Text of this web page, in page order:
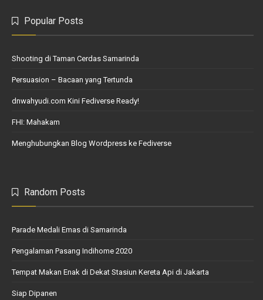
Popular Posts
Shooting di Taman Cerdas Samarinda
Persuasion – Bacaan yang Tertunda
dnwahyudi.com Kini Fediverse Ready!
FHI: Mahakam
Menghubungkan Blog Wordpress ke Fediverse
Random Posts
Parade Medali Emas di Samarinda
Pengalaman Pasang Indihome 2020
Tempat Makan Enak di Dekat Stasiun Kereta Api di Jakarta
Siap Dipanen